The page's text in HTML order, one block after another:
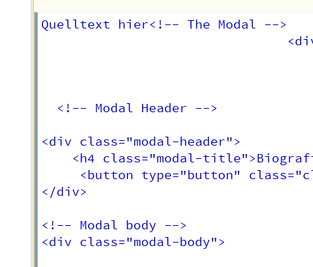
Quelltext hier<!-- The Modal -->
  <!-- Modal Header -->
<div class="modal-header">
<h4 class="modal-
<button type="button"
</div>
<!-- Modal body -->
<div class="modal-body">